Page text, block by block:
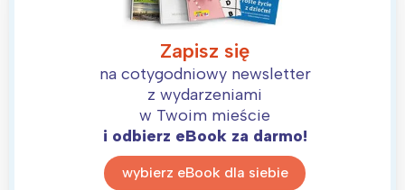
Zapisz się
na cotygodniowy newsletter
z wydarzeniami
w Twoim mieście
i odbierz eBook za darmo!
wybierz eBook dla siebie